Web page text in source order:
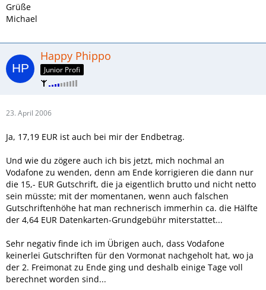
Grüße
Michael
Happy Phippo
Junior Profi
23. April 2006
Ja, 17,19 EUR ist auch bei mir der Endbetrag.
Und wie du zögere auch ich bis jetzt, mich nochmal an
Vodafone zu wenden, denn am Ende korrigieren die dann nur
die 15,- EUR Gutschrift, die ja eigentlich brutto und nicht netto
sein müsste; mit der momentanen, wenn auch falschen
Gutschriftenhöhe hat man rechnerisch immerhin ca. die Hälfte
der 4,64 EUR Datenkarten-Grundgebühr miterstattet...
Sehr negativ finde ich im Übrigen auch, dass Vodafone
keinerlei Gutschriften für den Vormonat nachgeholt hat, wo ja
der 2. Freimonat zu Ende ging und deshalb einige Tage voll
berechnet worden sind...